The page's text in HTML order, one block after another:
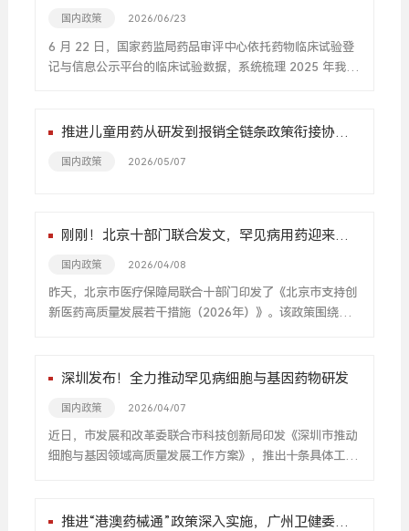
临床试验进展年度报告发布
国内政策 2026/06/23
6 月 22 日，国家药监局药品审评中心依托药物临床试验登
记与信息公示平台的临床试验数据，系统梳理 2025 年我国
推进儿童用药从研发到报销全链条政策衔接协同
八部门联合发文完善儿童用药供应保障机制
国内政策 2026/05/07
刚刚！北京十部门联合发文，罕见病用药迎来重
大利好！
国内政策 2026/04/08
昨天，北京市医疗保障局联合十部门印发了《北京市支持创
新医药高质量发展若干措施（2026年）》。该政策围绕临
罕见病用药被多次提及，成为一大亮点。
深圳发布！全力​推动罕见病细胞与基因药物研发
国内政策 2026/04/07
近日，市发展和改革委联合市科技创新局印发《深圳市推动
细胞与基因领域高质量发展工作方案》，推出十条具体工作
建成2个以上CRO/CDMO服务平台，服务企业超300家，着
推进“港澳药械通”政策深入实施，广州卫健委印